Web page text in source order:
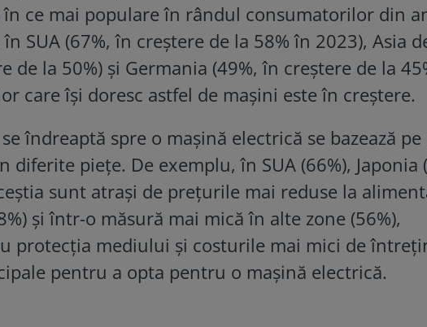
ce mai populare în rândul consumatorilor din
SUA (67%, în creștere de la 58% în 2023), Asia
de la 50%) și Germania (49%, în creștere de la
care își doresc astfel de mașini este în creștere.
îndreaptă spre o mașină electrică se bazează pe
piețe. De exemplu, în SUA (66%), Japonia
sunt atrași de prețurile mai reduse la
și într-o măsură mai mică în alte zone (56%),
protecția mediului și costurile mai mici de
pentru a opta pentru o mașină electrică.